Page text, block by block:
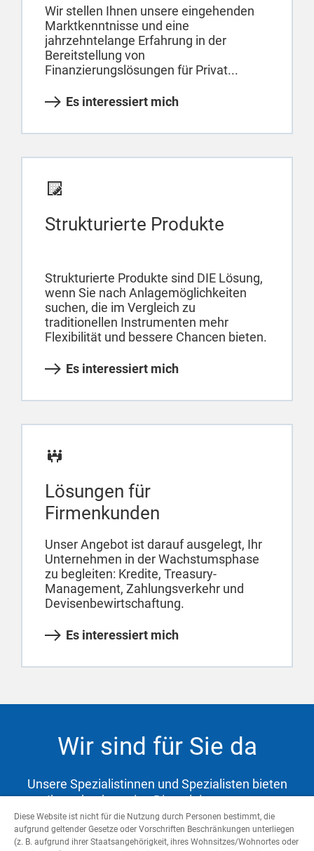
Wir stellen Ihnen unsere eingehenden
Marktkenntnisse und eine
jahrzehntelange Erfahrung in der
Bereitstellung von
Finanzierungslösungen für Privat...
Es interessiert mich
Strukturierte Produkte
Strukturierte Produkte sind DIE Lösung,
wenn Sie nach Anlagemöglichkeiten
suchen, die im Vergleich zu
traditionellen Instrumenten mehr
Flexibilität und bessere Chancen bieten.
Es interessiert mich
Lösungen für
Firmenkunden
Unser Angebot ist darauf ausgelegt, Ihr
Unternehmen in der Wachstumsphase
zu begleiten: Kredite, Treasury-
Management, Zahlungsverkehr und
Devisenbewirtschaftung.
Es interessiert mich
Wir sind für Sie da
Unsere Spezialistinnen und Spezialisten bieten
Ihnen hochwertige Dienstleistungen zur
Abdeckung Ihrer Bedürfnisse und Unterstützung
auf dem Weg zu Ihren Zielen.
Diese Website ist nicht für die Nutzung durch Personen bestimmt, die
aufgrund geltender Gesetze oder Vorschriften Beschränkungen unterliegen
(z. B. aufgrund ihrer Staatsangehörigkeit, ihres Wohnsitzes/Wohnortes oder